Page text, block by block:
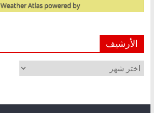
powered by
Weather Atlas
الأرشيف
الأرشيف